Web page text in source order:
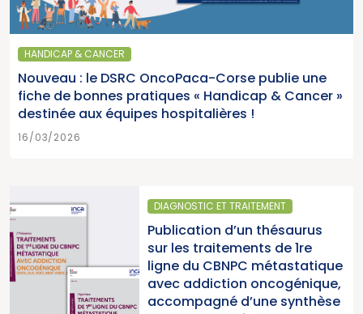
d’analyse
HANDICAP & CANCER
Nouveau : le DSRC OncoPaca-Corse publie une
fiche de bonnes pratiques « Handicap & Cancer »
destinée aux équipes hospitalières !
16/03/2026
DIAGNOSTIC ET TRAITEMENT
Publication d’un thésaurus
sur les traitements de 1re
ligne du CBNPC métastatique
avec addiction oncogénique,
accompagné d’une synthèse